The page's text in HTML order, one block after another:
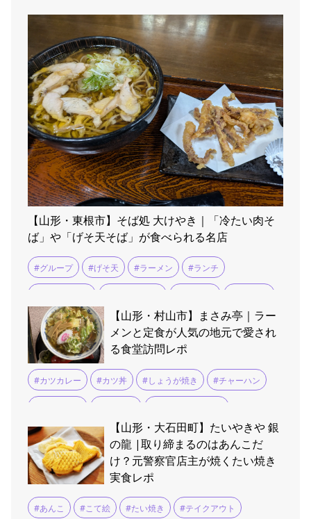
【山形・東根市】そば処 大けやき｜「冷たい肉そ
ば」や「げそ天そば」が食べられる名店
#グループ #げそ天 #ラーメン #ランチ
#東根温泉 #肉そば #駐車場広い
【山形・村山市】まさみ亭｜ラー
メンと定食が人気の地元で愛され
る食堂訪問レポ
#カツカレー #カツ丼 #しょうが焼き #チャーハン
#五目ラーメン #餃子
【山形・大石田町】たいやきや 銀
の龍 |取り締まるのはあんこだ
け？元警察官店主が焼くたい焼き
実食レポ
#あんこ #こて絵 #たい焼き #テイクアウト